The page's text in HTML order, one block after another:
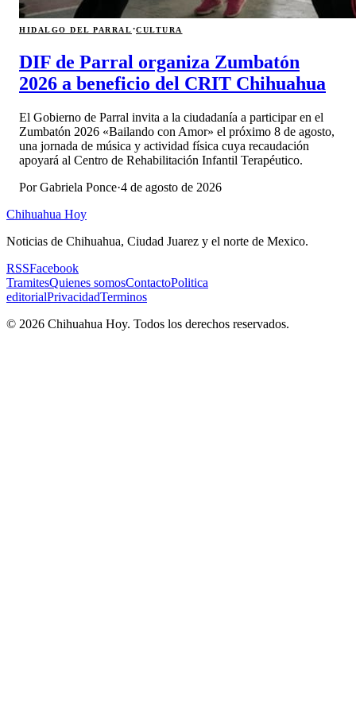
HIDALGO DEL PARRAL·CULTURA
DIF de Parral organiza Zumbatón
2026 a beneficio del CRIT Chihuahua
El Gobierno de Parral invita a la ciudadanía a participar en el
Zumbatón 2026 «Bailando con Amor» el próximo 8 de agosto,
una jornada de música y actividad física cuya recaudación
apoyará al Centro de Rehabilitación Infantil Terapéutico.
PorGabriela Ponce·4 de agosto de 2026
Chihuahua Hoy
Noticias de Chihuahua, Ciudad Juarez y el norte de Mexico.
RSSFacebook
TramitesQuienes somosContactoPolitica
editorialPrivacidadTerminos
© 2026 Chihuahua Hoy. Todos los derechos reservados.